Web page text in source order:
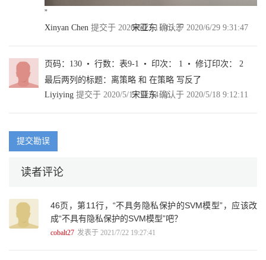
6.1 异构联邦学习/88
6.3.1 加法同态加密/93
6.3.2 联邦迁移学习的训练过程/94
6.3.3 联邦迁移学习的预测过程/95
第7 章 联邦学习激励机制/99
7.1.1 收益分享博弈/100
7.2 注重公平的收益分享框架/103
7.2.1 建模贡献/103
7.2.2 建模代价/104
7.2.3 建模期望损失/105
”
Xinyan Chen 提交于 2020/6/23 11:15:27
宋亚东确认于 2020/6/29 9:31:47
页码：130 • 行数：表9-1 • 印次： 1 • 修订印次： 2
最后两列的标题：离策略 和 在策略 写反了
Liyiying 提交于 2020/5/17 14:34:12
宋亚东确认于 2020/5/18 9:12:11
提交勘误
读者评论
46页，第11行，“不具务隐私保护的SVM模型”，应该改
成“不具有隐私保护的SVM模型”吧？
cobalt27 发表于 2021/7/22 19:27:41